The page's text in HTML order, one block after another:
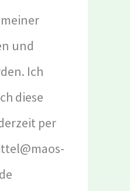
und
Ich
diese
per